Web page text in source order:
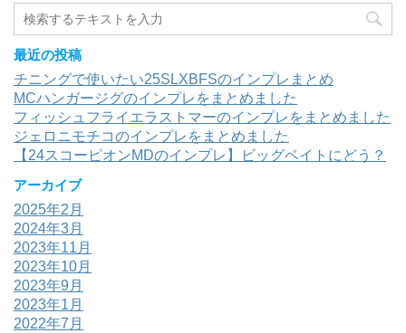
最近の投稿
チニングで使いたい25SLXBFSのインプレまとめ
MCハンガージグのインプレをまとめました
フィッシュフライエラストマーのインプレをまとめました
ジェロニモチコのインプレをまとめました
【24スコーピオンMDのインプレ】ビッグベイトにどう？
アーカイブ
2025年2月
2024年3月
2023年11月
2023年10月
2023年9月
2023年1月
2022年7月